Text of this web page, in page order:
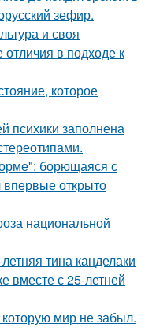
зефир.
и своя
в подходе к
которое
психики заполнена
борющаяся с
открыто
национальной
тина канделаки
вместе с 25-летней
мир не забыл.